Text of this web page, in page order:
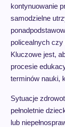
kontynuowanie
samodzielne
policealnych
Kluczowe jest,
procesie
terminów nauki,
Sytuacje
pełnoletnie
lub